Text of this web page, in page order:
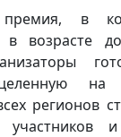
в
в возрасте
на
регионов
участников